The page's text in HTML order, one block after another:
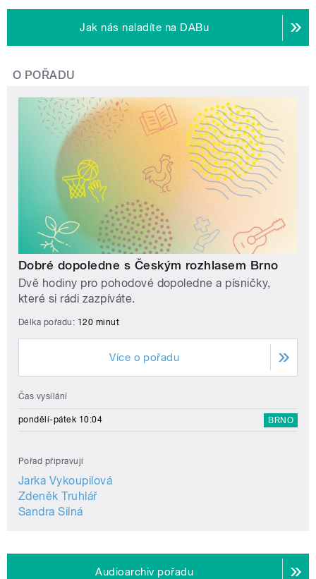
Jak nás naladíte na DABu
O POŘADU
Dobré dopoledne s Českým rozhlasem Brno
Dvě hodiny pro pohodové dopoledne a písničky,
které si rádi zazpíváte.
Délka pořadu: 120 minut
Více o pořadu
Čas vysílání
pondělí-pátek 10:04 BRNO
Pořad připravují
Jarka Vykoupilová
Zdeněk Truhlář
Sandra Silná
Audioarchiv pořadu